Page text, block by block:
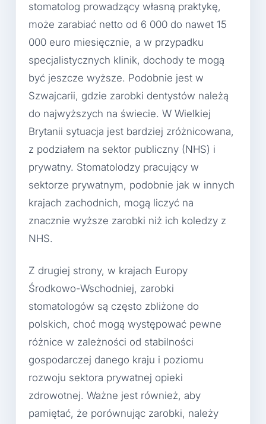
stomatolog prowadzący własną praktykę,
może zarabiać netto od 6 000 do nawet 15
000 euro miesięcznie, a w przypadku
specjalistycznych klinik, dochody te mogą
być jeszcze wyższe. Podobnie jest w
Szwajcarii, gdzie zarobki dentystów należą
do najwyższych na świecie. W Wielkiej
Brytanii sytuacja jest bardziej zróżnicowana,
z podziałem na sektor publiczny (NHS) i
prywatny. Stomatolodzy pracujący w
sektorze prywatnym, podobnie jak w innych
krajach zachodnich, mogą liczyć na
znacznie wyższe zarobki niż ich koledzy z
NHS.
Z drugiej strony, w krajach Europy
Środkowo-Wschodniej, zarobki
stomatologów są często zbliżone do
polskich, choć mogą występować pewne
różnice w zależności od stabilności
gospodarczej danego kraju i poziomu
rozwoju sektora prywatnej opieki
zdrowotnej. Ważne jest również, aby
pamiętać, że porównując zarobki, należy